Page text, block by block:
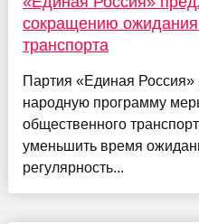
сокращению
транспорта
Партия «Единая
народную программу
общественного
уменьшить время
регулярность...